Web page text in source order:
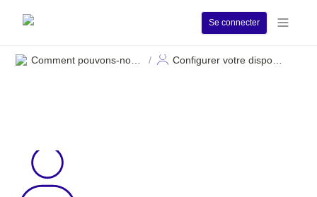
Se connecter
/